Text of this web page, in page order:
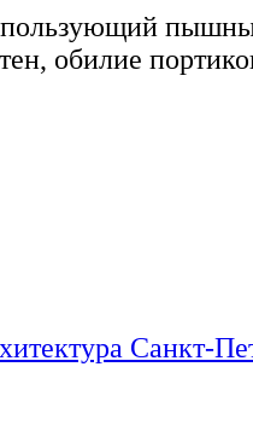
обилие
Санкт-